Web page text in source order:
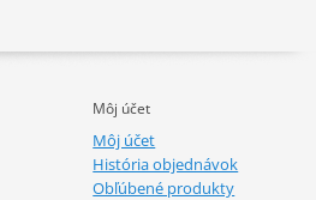
Môj účet
Môj účet
História objednávok
Obľúbené produkty